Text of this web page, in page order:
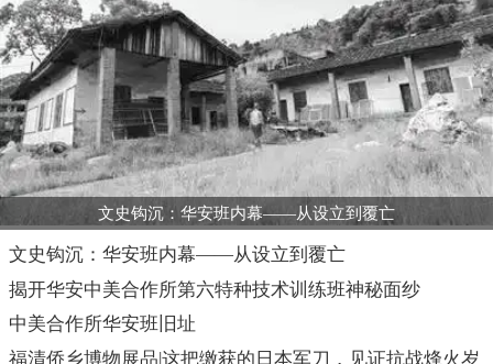
文史钩沉：华安班内幕——从设立到覆亡
文史钩沉：华安班内幕——从设立到覆亡
揭开华安中美合作所第六特种技术训练班神秘面纱
中美合作所华安班旧址
福清侨乡博物展品|这把缴获的日本军刀，见证抗战烽火岁